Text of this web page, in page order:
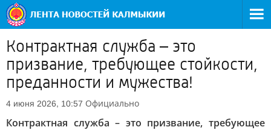
Контрактная служба – это
призвание, требующее стойкости,
преданности и мужества!
4 июня 2026, 10:57 Официально
Контрактная служба – это призвание, требующее